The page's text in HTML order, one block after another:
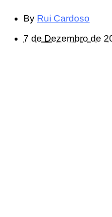
By Rui Cardoso
7 de Dezembro de